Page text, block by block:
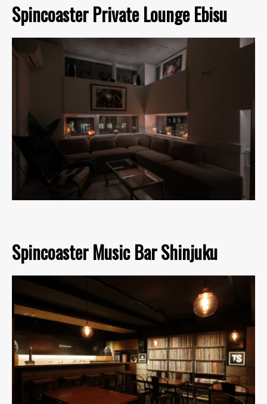
Spincoaster Private Lounge Ebisu
Spincoaster Music Bar Shinjuku